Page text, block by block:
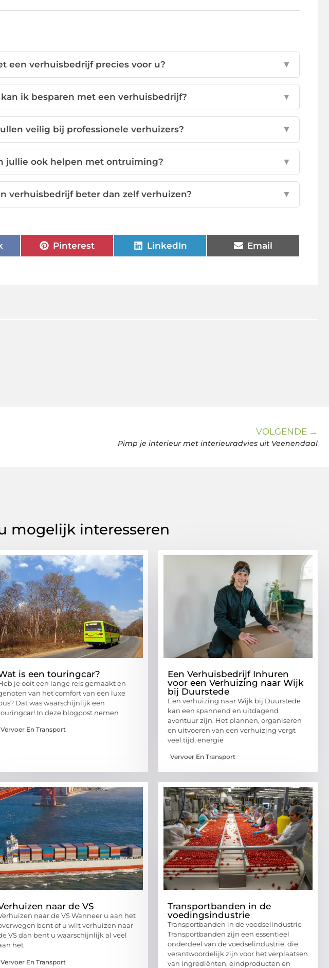
een verhuisbedrijf precies voor u? ▼
ik besparen met een verhuisbedrijf? ▼
veilig bij professionele verhuizers? ▼
jullie ook helpen met ontruiming? ▼
verhuisbedrijf beter dan zelf verhuizen? ▼
Pinterest LinkedIn Email
VOLGENDE →
Pimp je interieur met interieuradvies uit Veenendaal
mogelijk interesseren
is een touringcar?
je ooit een lange reis gemaakt en
van het comfort van een luxe
Dat was waarschijnlijk een
In deze blogpost nemen
Vervoer En Transport
Een Verhuisbedrijf Inhuren
voor een Verhuizing naar Wijk
bij Duurstede
Een verhuizing naar Wijk bij Duurstede
kan een spannend en uitdagend
avontuur zijn. Het plannen, organiseren
en uitvoeren van een verhuizing vergt
veel tijd, energie
Vervoer En Transport
naar de VS
naar de VS Wanneer u aan het
bent of u wilt verhuizen naar
VS dan bent u waarschijnlijk al veel
het
Vervoer En Transport
Transportbanden in de
voedingsindustrie
Transportbanden in de voedselindustrie
Transportbanden zijn een essentieel
onderdeel van de voedselindustrie, die
verantwoordelijk zijn voor het verplaatsen
van ingrediënten, eindproducten en